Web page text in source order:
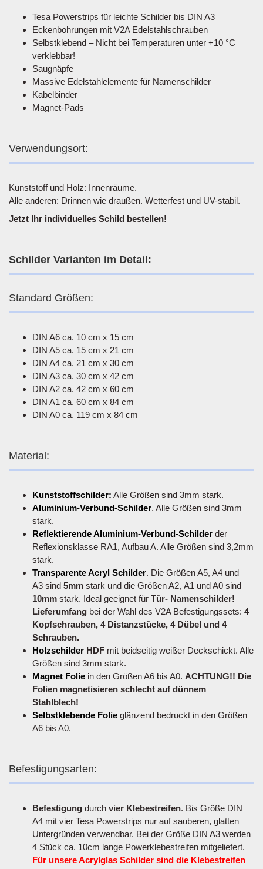
Tesa Powerstrips für leichte Schilder bis DIN A3
Eckenbohrungen mit V2A Edelstahlschrauben
Selbstklebend – Nicht bei Temperaturen unter +10 °C
verklebbar!
Saugnäpfe
Massive Edelstahlelemente für Namenschilder
Kabelbinder
Magnet-Pads
Verwendungsort:
Kunststoff und Holz: Innenräume.
Alle anderen: Drinnen wie draußen. Wetterfest und UV-stabil.
Jetzt Ihr individuelles Schild bestellen!
Schilder Varianten im Detail:
Standard Größen:
DIN A6 ca. 10 cm x 15 cm
DIN A5 ca. 15 cm x 21 cm
DIN A4 ca. 21 cm x 30 cm
DIN A3 ca. 30 cm x 42 cm
DIN A2 ca. 42 cm x 60 cm
DIN A1 ca. 60 cm x 84 cm
DIN A0 ca. 119 cm x 84 cm
Material:
Kunststoffschilder: Alle Größen sind 3mm stark.
Aluminium-Verbund-Schilder. Alle Größen sind 3mm
stark.
Reflektierende Aluminium-Verbund-Schilder der
Reflexionsklasse RA1, Aufbau A. Alle Größen sind 3,2mm
stark.
Transparente Acryl Schilder. Die Größen A5, A4 und
A3 sind 5mm stark und die Größen A2, A1 und A0 sind
10mm stark. Ideal geeignet für Tür- Namenschilder!
Lieferumfang bei der Wahl des V2A Befestigungssets: 4
Kopfschrauben, 4 Distanzstücke, 4 Dübel und 4
Schrauben.
Holzschilder HDF mit beidseitig weißer Deckschickt. Alle
Größen sind 3mm stark.
Magnet Folie in den Größen A6 bis A0. ACHTUNG!! Die
Folien magnetisieren schlecht auf dünnem
Stahlblech!
Selbstklebende Folie glänzend bedruckt in den Größen
A6 bis A0.
Befestigungsarten:
Befestigung durch vier Klebestreifen. Bis Größe DIN
A4 mit vier Tesa Powerstrips nur auf sauberen, glatten
Untergründen verwendbar. Bei der Größe DIN A3 werden
4 Stück ca. 10cm lange Powerklebestreifen mitgeliefert.
Für unsere Acrylglas Schilder sind die Klebestreifen